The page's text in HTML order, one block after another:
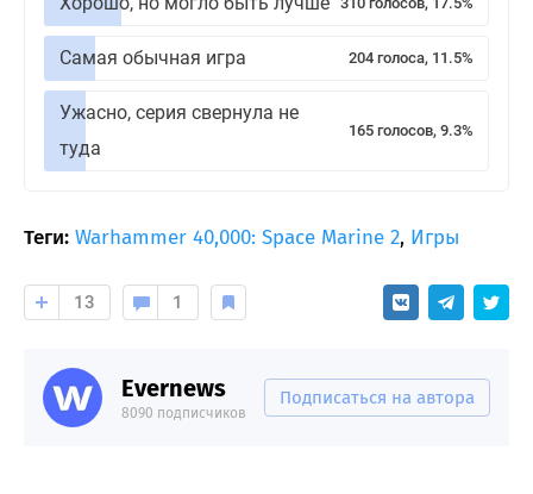
Самая обычная игра 204 голоса, 11.5%
Ужасно, серия свернула не
туда
165 голосов, 9.3%
Теги: Warhammer 40,000: Space Marine 2, Игры
13 1
Evernews
8090 подписчиков
Подписаться на автора